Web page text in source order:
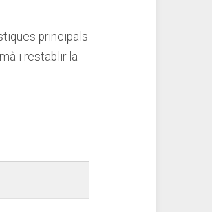
principals​
i restablir la